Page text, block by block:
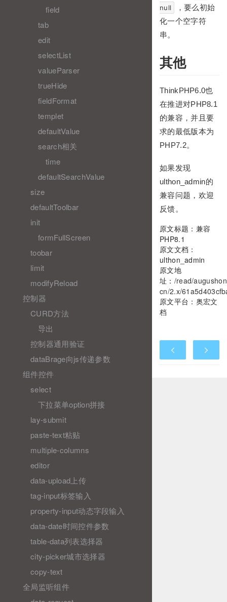
field
tab
edit
selectList
valueParser
trueHide
fieldFormat
templet
defaultValue
search相关
time
defaultSearchValue
size
defaultToolbar
init
formFullScreen
toobar
limit
modifyReload
控制器
CURD方法
导出
控制器通用验证
dataBrage向js传递参数
组件控件
select
下拉菜单option拼接
lay-submit
paste-text粘贴
multiple-columns
editor
data-upload上传
tag-input标签输入
property-input动态字段输入
data-date时间控件参数
table-data列表选择器
city-picker城市选择器
copy-text
全局监听组件
null
，要么初始
化一个空字符
串。
其他
ThinkPHP6.0也
在推进对PHP8.1
的兼容，并且要
求的最低版本为
PHP7.2。
如果发现
ulthon_admin的
兼容问题，欢迎
反馈。
原文标题：兼容
PHP8.1
原文文档：
ulthon_admin
原文地
址： /read/
cn/2.x/
原文平台： 奥宏文
档